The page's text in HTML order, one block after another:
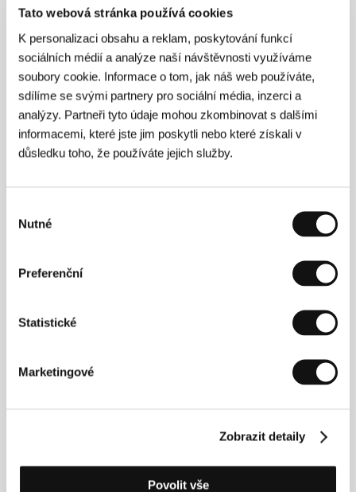
Tato webová stránka používá cookies
K personalizaci obsahu a reklam, poskytování funkcí
sociálních médií a analýze naší návštěvnosti využíváme
soubory cookie. Informace o tom, jak náš web používáte,
sdílíme se svými partnery pro sociální média, inzerci a
analýzy. Partneři tyto údaje mohou zkombinovat s dalšími
informacemi, které jste jim poskytli nebo které získali v
důsledku toho, že používáte jejich služby.
souhlasu
Nutné
Preferenční
Statistické
Marketingové
Zobrazit detaily
Povolit vše
Jiřího Trnky, ONF Canada/ KontaktKrátký Film
Kontakty
Krátký Film Praha, a.s.
Kříženeckého nám.1079/5B, 152 53, Praha 5
Česká republika
Hosté
Leon Weigert